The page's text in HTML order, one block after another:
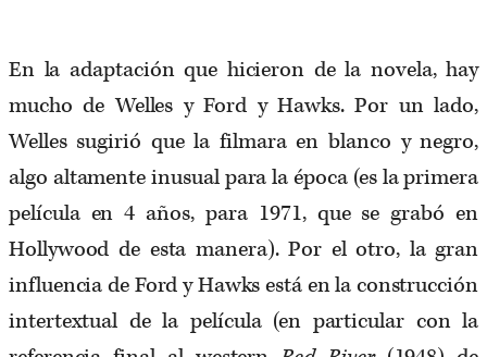
En la adaptación que hicieron de la novela, hay
mucho de Welles y Ford y Hawks. Por un lado,
Welles sugirió que la filmara en blanco y negro,
algo altamente inusual para la época (es la primera
película en 4 años, para 1971, que se grabó en
Hollywood de esta manera). Por el otro, la gran
influencia de Ford y Hawks está en la construcción
intertextual de la película (en particular con la